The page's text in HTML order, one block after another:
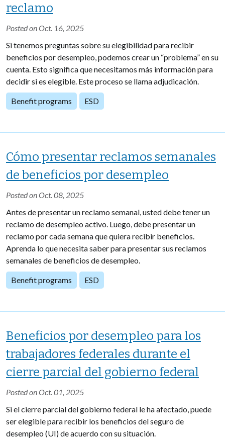
reclamo
Posted on Oct. 16, 2025
Si tenemos preguntas sobre su elegibilidad para recibir
beneficios por desempleo, podemos crear un “problema” en su
cuenta. Esto significa que necesitamos más información para
decidir si es elegible. Este proceso se llama adjudicación.
Benefit programs ESD
Cómo presentar reclamos semanales
de beneficios por desempleo
Posted on Oct. 08, 2025
Antes de presentar un reclamo semanal, usted debe tener un
reclamo de desempleo activo. Luego, debe presentar un
reclamo por cada semana que quiera recibir beneficios.
Aprenda lo que necesita saber para presentar sus reclamos
semanales de beneficios de desempleo.
Benefit programs ESD
Beneficios por desempleo para los
trabajadores federales durante el
cierre parcial del gobierno federal
Posted on Oct. 01, 2025
Si el cierre parcial del gobierno federal le ha afectado, puede
ser elegible para recibir los beneficios del seguro de
desempleo (UI) de acuerdo con su situación.